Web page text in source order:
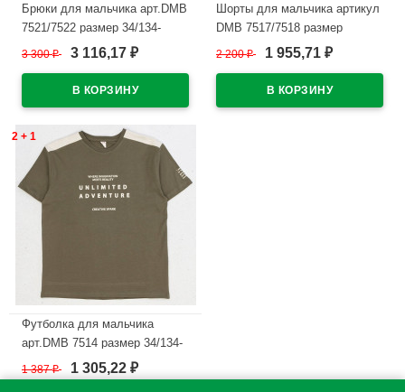
Брюки для мальчика арт.DMB
7521/7522 размер 34/134-
44/164 цвет хаки
3 300₽ 3 116,17 ₽
Шорты для мальчика артикул
DMB 7517/7518 размер
34/134-44/164 цвет темно-
2 200₽ 1 955,71 ₽
2 + 1
Футболка для мальчика
арт.DMB 7514 размер 34/134-
44/164 цвет хаки
1 387₽ 1 305,22 ₽